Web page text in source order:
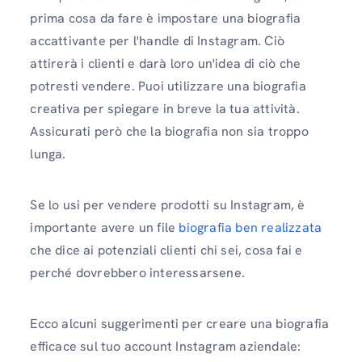
prima cosa da fare è impostare una biografia
accattivante per l'handle di Instagram. Ciò
attirerà i clienti e darà loro un'idea di ciò che
potresti vendere. Puoi utilizzare una biografia
creativa per spiegare in breve la tua attività.
Assicurati però che la biografia non sia troppo
lunga.
Se lo usi per vendere prodotti su Instagram, è
importante avere un file biografia ben realizzata
che dice ai potenziali clienti chi sei, cosa fai e
perché dovrebbero interessarsene.
Ecco alcuni suggerimenti per creare una biografia
efficace sul tuo account Instagram aziendale: